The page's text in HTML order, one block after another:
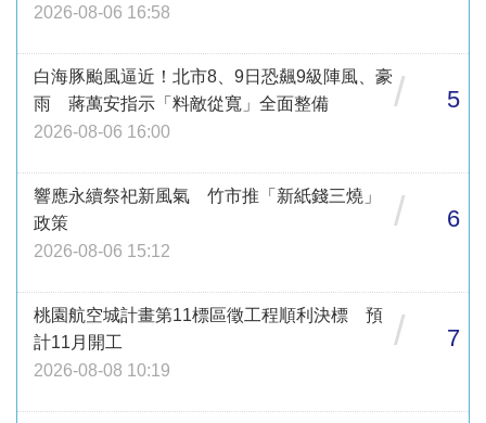
2026-08-06 16:58
白海豚颱風逼近！北市8、9日恐飆9級陣風、豪
雨 蔣萬安指示「料敵從寬」全面整備
2026-08-06 16:00
/ 5
響應永續祭祀新風氣 竹市推「新紙錢三燒」
政策
2026-08-06 15:12
/ 6
桃園航空城計畫第11標區徵工程順利決標 預
計11月開工
2026-08-08 10:19
/ 7